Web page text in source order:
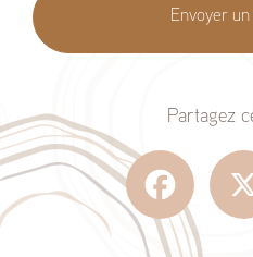
Envoyer
Partagez